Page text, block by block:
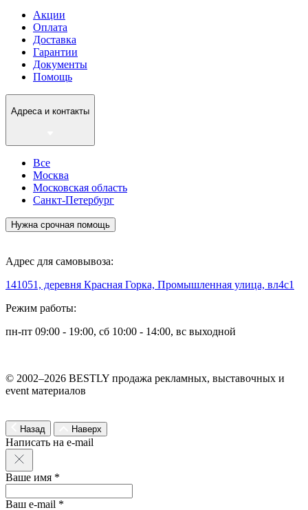
Акции
Оплата
Доставка
Гарантии
Документы
Помощь
Адреса и контакты
Все
Москва
Московская область
Санкт-Петербург
Нужна срочная помощь
Адрес для самовывоза:
141051, деревня Красная Горка, Промышленная улица, вл4с1
Режим работы:
пн-пт 09:00 - 19:00, сб 10:00 - 14:00, вс выходной
© 2002–2026 BESTLY продажа рекламных, выставочных и
event материалов
Назад Наверх
Написать на e-mail
Ваше имя *
Ваш e-mail *